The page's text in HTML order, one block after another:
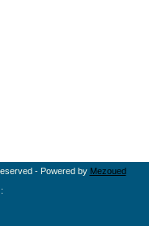
- Powered by Mezoued